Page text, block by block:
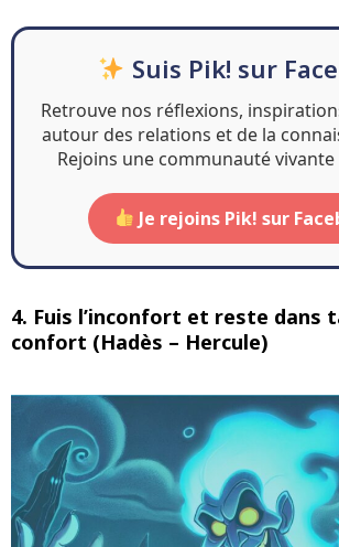
Suis Pik! sur
Retrouve nos réflexions,
autour des relations et de la
Rejoins une communauté
Je rejoins Pik! sur
4. Fuis l’inconfort et reste dans
confort (Hadès – Hercule)